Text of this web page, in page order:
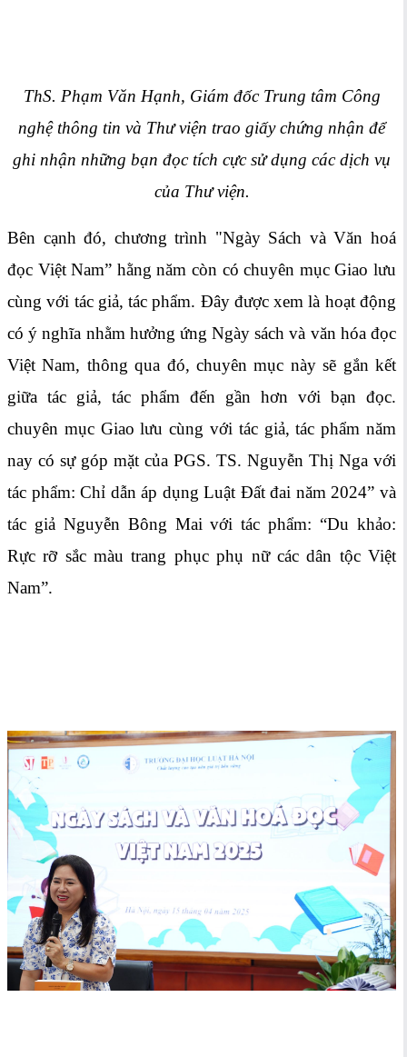
ThS. Phạm Văn Hạnh, Giám đốc Trung tâm Công
nghệ thông tin và Thư viện trao giấy chứng nhận để
ghi nhận những bạn đọc tích cực sử dụng các dịch vụ
của Thư viện.
Bên cạnh đó, chương trình "Ngày Sách và Văn hoá
đọc Việt Nam” hằng năm còn có chuyên mục Giao lưu
cùng với tác giả, tác phẩm. Đây được xem là hoạt động
có ý nghĩa nhằm hưởng ứng Ngày sách và văn hóa đọc
Việt Nam, thông qua đó, chuyên mục này sẽ gắn kết
giữa tác giả, tác phẩm đến gần hơn với bạn đọc.
chuyên mục Giao lưu cùng với tác giả, tác phẩm năm
nay có sự góp mặt của PGS. TS. Nguyễn Thị Nga với
tác phẩm: Chỉ dẫn áp dụng Luật Đất đai năm 2024” và
tác giả Nguyễn Bông Mai với tác phẩm: “Du khảo:
Rực rỡ sắc màu trang phục phụ nữ các dân tộc Việt
Nam”.